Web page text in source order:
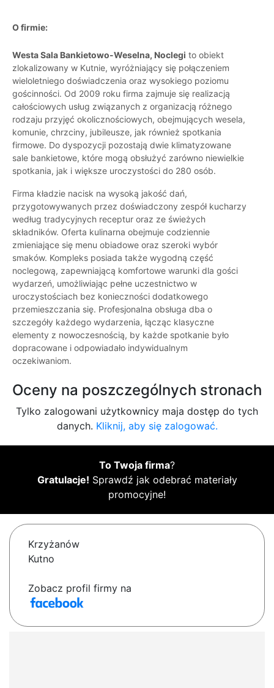
O firmie:
Westa Sala Bankietowo-Weselna, Noclegi to obiekt
zlokalizowany w Kutnie, wyróżniający się połączeniem
wieloletniego doświadczenia oraz wysokiego poziomu
gościnności. Od 2009 roku firma zajmuje się realizacją
całościowych usług związanych z organizacją różnego
rodzaju przyjęć okolicznościowych, obejmujących wesela,
komunie, chrzciny, jubileusze, jak również spotkania
firmowe. Do dyspozycji pozostają dwie klimatyzowane
sale bankietowe, które mogą obsłużyć zarówno niewielkie
spotkania, jak i większe uroczystości do 280 osób.
Firma kładzie nacisk na wysoką jakość dań,
przygotowywanych przez doświadczony zespół kucharzy
według tradycyjnych receptur oraz ze świeżych
składników. Oferta kulinarna obejmuje codziennie
zmieniające się menu obiadowe oraz szeroki wybór
smaków. Kompleks posiada także wygodną część
noclegową, zapewniającą komfortowe warunki dla gości
wydarzeń, umożliwiając pełne uczestnictwo w
uroczystościach bez konieczności dodatkowego
przemieszczania się. Profesjonalna obsługa dba o
szczegóły każdego wydarzenia, łącząc klasyczne
elementy z nowoczesnością, by każde spotkanie było
dopracowane i odpowiadało indywidualnym
oczekiwaniom.
Oceny na poszczególnych stronach
Tylko zalogowani użytkownicy maja dostęp do tych
danych. Kliknij, aby się zalogować.
To Twoja firma?
Gratulacje! Sprawdź jak odebrać materiały
promocyjne!
Krzyżanów
Kutno
Zobacz profil firmy na